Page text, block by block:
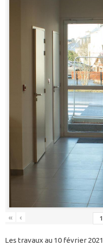
« ‹
Les travaux au 10 février 2021